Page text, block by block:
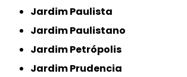
Jardim Paulista
Jardim Paulistano
Jardim Petrópolis
Jardim Prudencia